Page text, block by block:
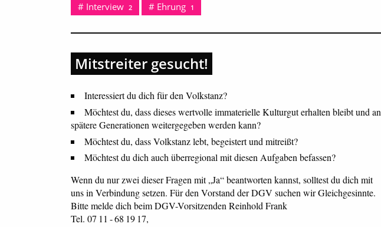
Interview 2 Ehrung 1
Mitstreiter gesucht!
Interessiert du dich für den Volkstanz?
Möchtest du, dass dieses wertvolle immaterielle Kulturgut erhalten bleibt und an
spätere Generationen weitergegeben werden kann?
Möchtest du, dass Volkstanz lebt, begeistert und mitreißt?
Möchtest du dich auch überregional mit diesen Aufgaben befassen?
Wenn du nur zwei dieser Fragen mit „Ja“ beantworten kannst, solltest du dich mit
uns in Verbindung setzen. Für den Vorstand der DGV suchen wir Gleichgesinnte.
Bitte melde dich beim DGV-Vorsitzenden Reinhold Frank
Tel. 07 11 - 68 19 17,